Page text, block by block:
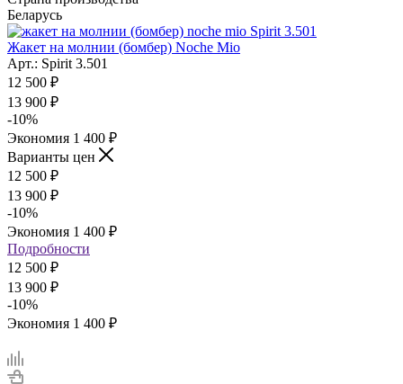
Беларусь
Жакет на молнии (бомбер) Noche Mio
Арт.: Spirit 3.501
12 500 ₽
13 900 ₽
-10%
Экономия 1 400 ₽
Варианты цен
12 500 ₽
13 900 ₽
-10%
Экономия 1 400 ₽
Подробности
12 500 ₽
13 900 ₽
-10%
Экономия 1 400 ₽